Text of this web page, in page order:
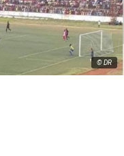
© DR